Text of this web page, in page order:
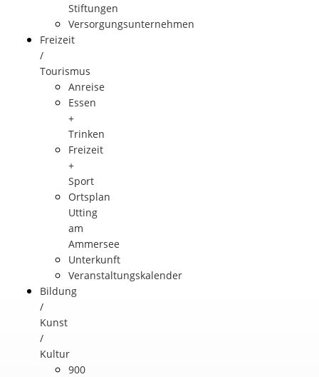
Stiftungen
Versorgungsunternehmen
Freizeit
/
Tourismus
Anreise
Essen
+
Trinken
Freizeit
+
Sport
Ortsplan
Utting
am
Ammersee
Unterkunft
Veranstaltungskalender
Bildung
/
Kunst
/
Kultur
900